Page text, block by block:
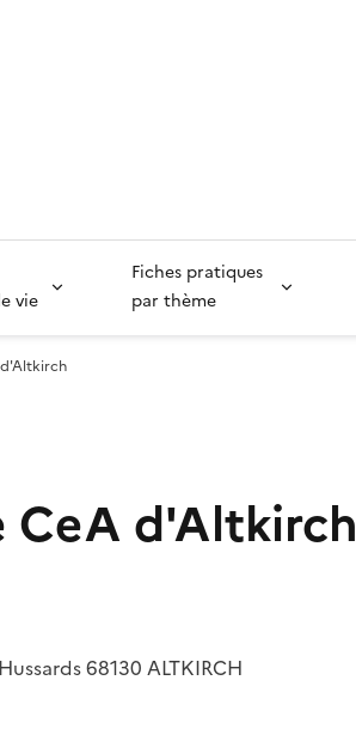
vie
Fiches pratiques
par thème
CeA d'Altkirch
68130 ALTKIRCH